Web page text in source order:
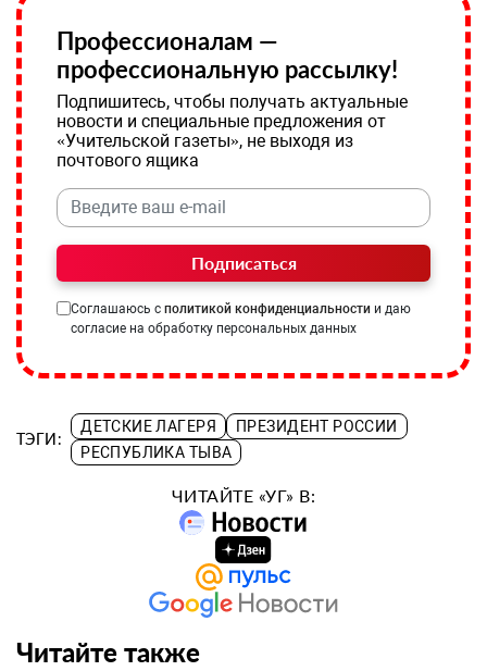
Профессионалам —
профессиональную рассылку!
Подпишитесь, чтобы получать актуальные
новости и специальные предложения от
«Учительской газеты», не выходя из
почтового ящика
Подписаться
Соглашаюсь с политикой конфиденциальности и даю
согласие на обработку персональных данных
ТЭГИ:
ДЕТСКИЕ ЛАГЕРЯ
ПРЕЗИДЕНТ РОССИИ
РЕСПУБЛИКА ТЫВА
ЧИТАЙТЕ «УГ» В:
Читайте также